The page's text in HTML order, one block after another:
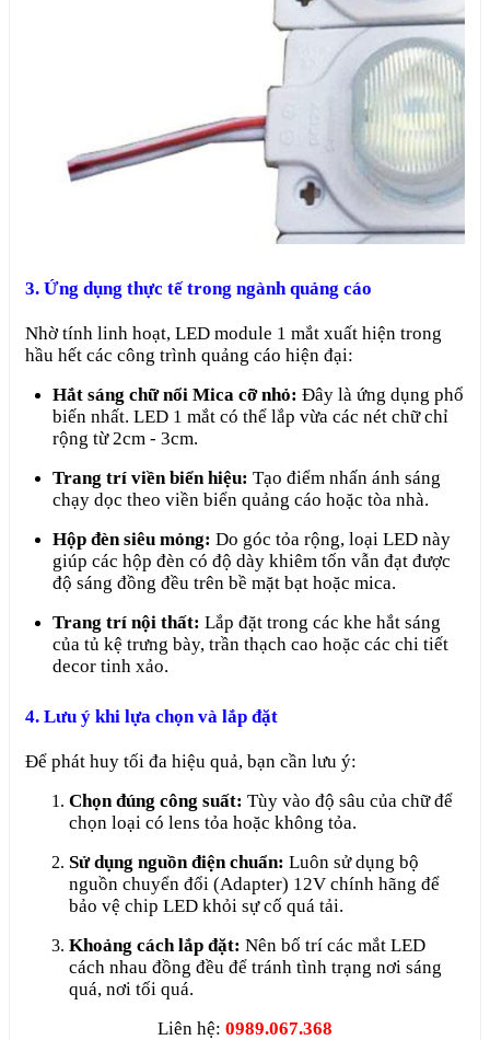
3. Ứng dụng thực tế trong ngành quảng cáo
Nhờ tính linh hoạt, LED module 1 mắt xuất hiện trong
hầu hết các công trình quảng cáo hiện đại:
Hắt sáng chữ nổi Mica cỡ nhỏ: Đây là ứng dụng phổ
biến nhất. LED 1 mắt có thể lắp vừa các nét chữ chỉ
rộng từ 2cm - 3cm.
Trang trí viền biển hiệu: Tạo điểm nhấn ánh sáng
chạy dọc theo viền biển quảng cáo hoặc tòa nhà.
Hộp đèn siêu mỏng: Do góc tỏa rộng, loại LED này
giúp các hộp đèn có độ dày khiêm tốn vẫn đạt được
độ sáng đồng đều trên bề mặt bạt hoặc mica.
Trang trí nội thất: Lắp đặt trong các khe hắt sáng
của tủ kệ trưng bày, trần thạch cao hoặc các chi tiết
decor tinh xảo.
4. Lưu ý khi lựa chọn và lắp đặt
Để phát huy tối đa hiệu quả, bạn cần lưu ý:
Chọn đúng công suất: Tùy vào độ sâu của chữ để
chọn loại có lens tỏa hoặc không tỏa.
Sử dụng nguồn điện chuẩn: Luôn sử dụng bộ
nguồn chuyển đổi (Adapter) 12V chính hãng để
bảo vệ chip LED khỏi sự cố quá tải.
Khoảng cách lắp đặt: Nên bố trí các mắt LED
cách nhau đồng đều để tránh tình trạng nơi sáng
quá, nơi tối quá.
Liên hệ: 0989.067.368